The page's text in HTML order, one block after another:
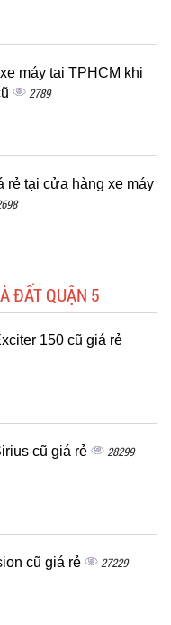
máy tại TPHCM khi
2789
rẻ tại cửa hàng xe máy
ĐẤT QUẬN 5
150 cũ giá rẻ
cũ giá rẻ 28299
cũ giá rẻ 27229